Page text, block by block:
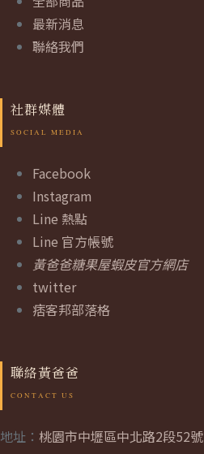
最新消息
聯絡我們
社群媒體
Facebook
Instagram
Line 熱點
Line 官方帳號
黃爸爸糖果屋蝦皮官方網店
twitter
痞客邦部落格
聯絡黃爸爸
地址： 桃園市中壢區中北路2段52號